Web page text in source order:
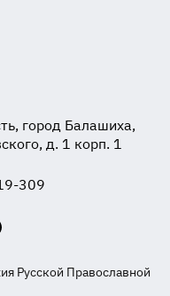
город Балашиха,
д. 1 корп. 1
309
Русской Православной